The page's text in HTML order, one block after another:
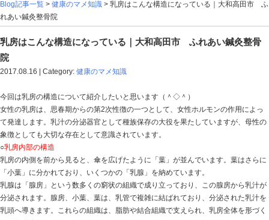
Blog記事一覧>健康のマメ知識> 乳房はこんな構造に
れあい鍼灸整骨院
乳房はこんな構造になっている｜大和高田
院